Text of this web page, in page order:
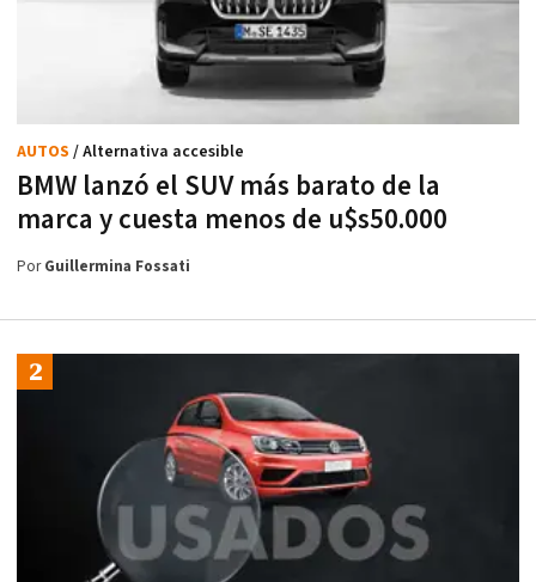
BMW lanzó el SUV más barato de la
marca y cuesta menos de u$s50.000
AUTOS / Alternativa accesible
PorGuillermina Fossati